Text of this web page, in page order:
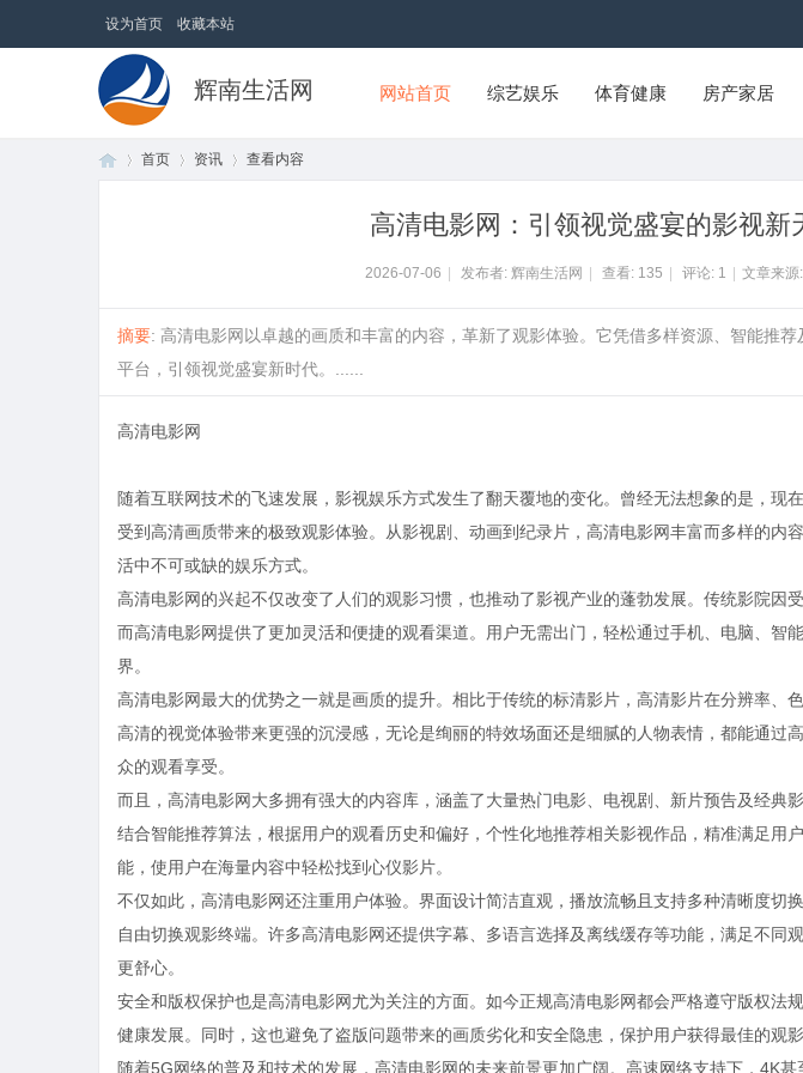
设为首页 收藏本站
辉南生活网 网站首页 综艺娱乐 体育健康 房产家居
首页 资讯 查看内容
高清电影网：引领视觉盛宴的影视新
2026-07-06 发布者: 辉南生活网 查看: 135 评论: 1 文章来源
摘要: 高清电影网以卓越的画质和丰富的内容，革新了观影体验。它凭借多样资源、智能推
平台，引领视觉盛宴新时代。......
高清电影网
随着互联网技术的飞速发展，影视娱乐方式发生了翻天覆地的变化。曾经无法想象的是，现
受到高清画质带来的极致观影体验。从影视剧、动画到纪录片，高清电影网丰富而多样的内
活中不可或缺的娱乐方式。
高清电影网的兴起不仅改变了人们的观影习惯，也推动了影视产业的蓬勃发展。传统影院因
而高清电影网提供了更加灵活和便捷的观看渠道。用户无需出门，轻松通过手机、电脑、智
界。
高清电影网最大的优势之一就是画质的提升。相比于传统的标清影片，高清影片在分辨率、
高清的视觉体验带来更强的沉浸感，无论是绚丽的特效场面还是细腻的人物表情，都能通过
众的观看享受。
而且，高清电影网大多拥有强大的内容库，涵盖了大量热门电影、电视剧、新片预告及经典
结合智能推荐算法，根据用户的观看历史和偏好，个性化地推荐相关影视作品，精准满足用
能，使用户在海量内容中轻松找到心仪影片。
不仅如此，高清电影网还注重用户体验。界面设计简洁直观，播放流畅且支持多种清晰度切
自由切换观影终端。许多高清电影网还提供字幕、多语言选择及离线缓存等功能，满足不同
更舒心。
安全和版权保护也是高清电影网尤为关注的方面。如今正规高清电影网都会严格遵守版权法
健康发展。同时，这也避免了盗版问题带来的画质劣化和安全隐患，保护用户获得最佳的观影
随着5G网络的普及和技术的发展，高清电影网的未来前景更加广阔。高速网络支持下，4K甚